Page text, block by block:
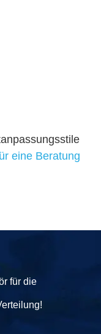
eine Beratung
für die